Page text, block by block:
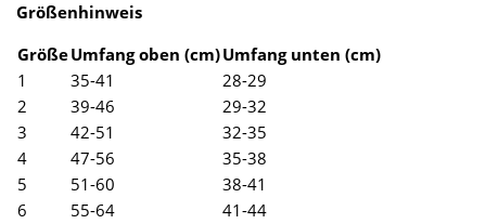
Größenhinweis
GrößeUmfang oben (cm)Umfang unten (cm)
1
35-41
28-29
2
39-46
29-32
3
42-51
32-35
4
47-56
35-38
5
51-60
38-41
6
55-64
41-44